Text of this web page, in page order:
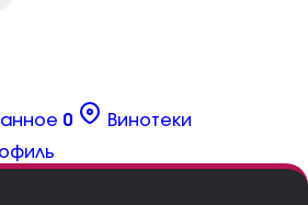
0
Винотеки